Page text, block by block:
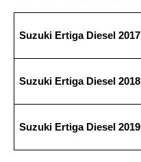
Suzuki Ertiga Diesel 2017
Suzuki Ertiga Diesel 2018
Suzuki Ertiga Diesel 2019